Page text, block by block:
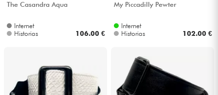
The Casandra Aqua
Internet
Historias
106.00 €
My Piccadilly Pewter
Internet
Historias
102.00 €